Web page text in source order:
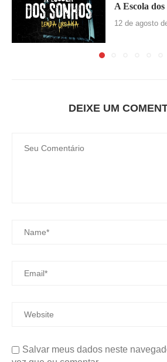
A Escola dos
12 de agosto
DEIXE UM
Salvar meus dados neste